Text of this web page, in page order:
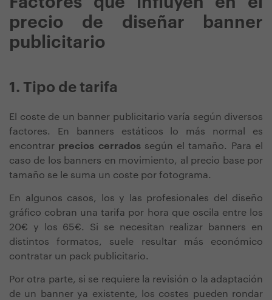
precio de diseñar banner
publicitario
1. Tipo de tarifa
El coste de un banner publicitario varía según diversos
factores.
En banners estáticos lo más normal es
encontrar precios cerradossegún el tamaño. Para el
caso de los banners en movimiento, al precio base por
tamaño se le suma un coste por fotograma.
En algunos casos, los y las profesionales del diseño
gráfico cobran una tarifa por hora que oscila entre los
20€ y los 65€.
Si se necesitan realizar banners en
distintos formatos, suele resultar más económico
contratar un pack publicitario.
Por otra parte, si se requiere la revisión o la adaptación
de un banner ya existente, los costes pueden rondar